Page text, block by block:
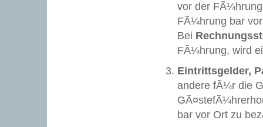
vor der
FÃ¼hrung bar
Bei
FÃ¼hrung, wird
Eintrittsgelder,
andere fÃ¼r die
bar vor Ort zu